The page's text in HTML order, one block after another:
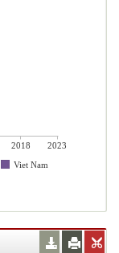
2018
2023
Viet Nam